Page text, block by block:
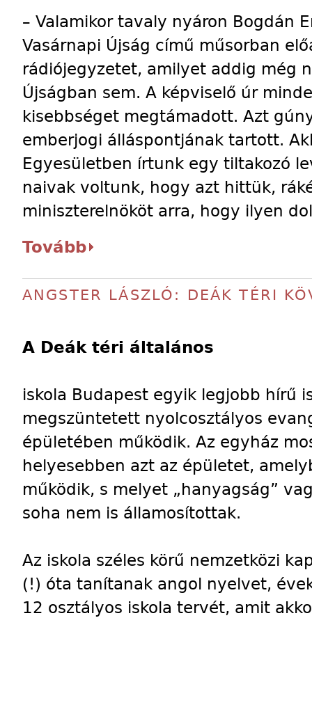
– Valamikor tavaly nyáron Bogdán
Vasárnapi Újság című műsorban
rádiójegyzetet, amilyet addig még
Újságban sem. A képviselő úr
kisebbséget megtámadott. Azt
emberjogi álláspontjának tartott.
Egyesületben írtunk egy tiltakozó
naivak voltunk, hogy azt hittük,
miniszterelnököt arra, hogy ilyen
Tovább
ANGSTER LÁSZLÓ: DEÁK TÉRI
A Deák téri általános
iskola Budapest egyik legjobb hírű
megszüntetett nyolcosztályos
épületében működik. Az egyház
helyesebben azt az épületet,
működik, s melyet „hanyagság”
soha nem is államosítottak.
Az iskola széles körű nemzetközi
(!) óta tanítanak angol nyelvet,
12 osztályos iskola tervét, amit